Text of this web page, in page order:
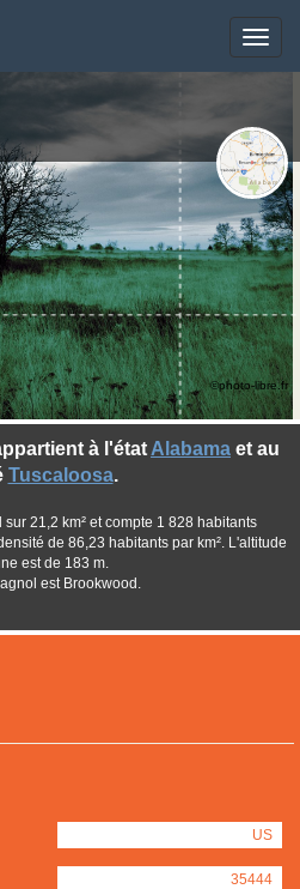
Toggle
US
35444
à l'état Alabama et au
Tuscaloosa.
21,2 km² et compte 1 828 habitants
de 86,23 habitants par km². L'altitude
est de 183 m.
est Brookwood.
©photo-libre.fr
Toggle